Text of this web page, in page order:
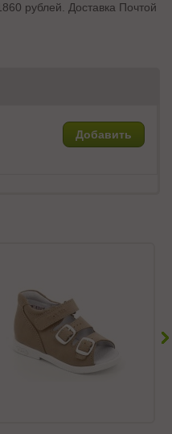
рублей. Доставка Почтой
Добавить